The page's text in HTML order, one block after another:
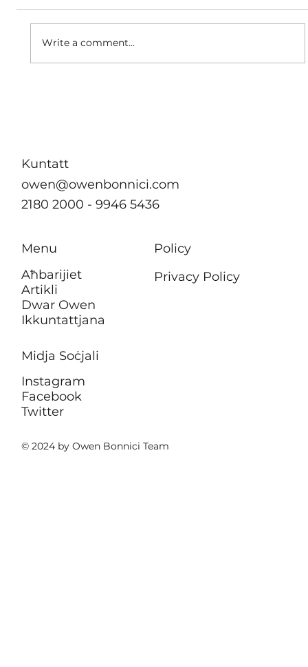
Write a comment...
© 2024 by Owen Bonnici Team
Kuntatt
owen@owenbonnici.com
2180 2000 - 9946 5436
Menu
Aħbarijiet
Artikli
Dwar Owen
Ikkuntattjana
Policy
Privacy Policy
Midja Soċjali
Instagram
Facebook
Twitter